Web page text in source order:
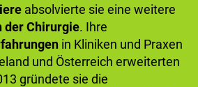
absolvierte sie eine weitere
der Chirurgie. Ihre
in Kliniken und Praxen
und Österreich erweiterten
gründete sie die